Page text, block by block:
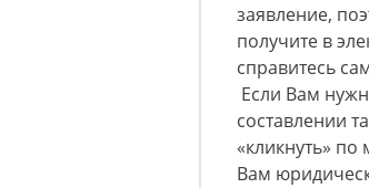
заявление,
получите в
справитесь
Если Вам
составлении
«кликнуть»
Вам